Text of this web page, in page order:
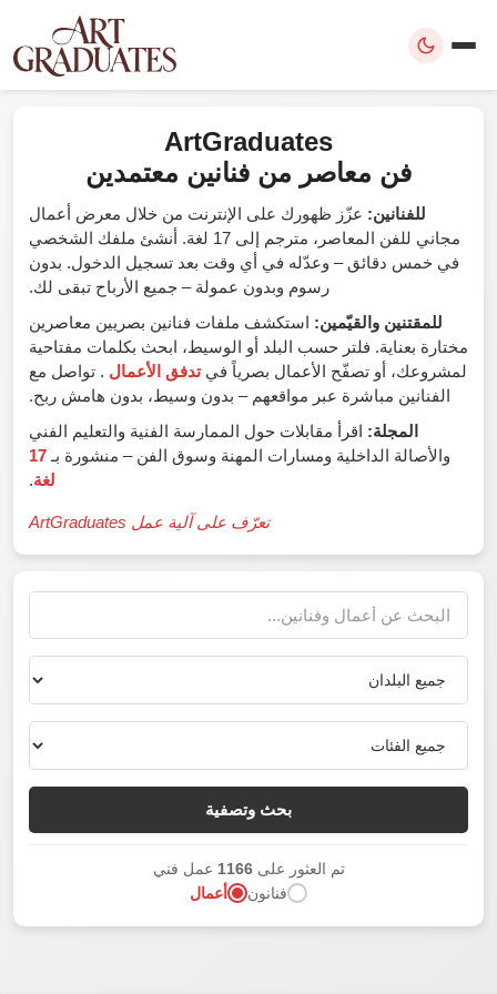
ArtGraduates
فن معاصر من فنانين معتمدين
للفنانين: عزّز ظهورك على الإنترنت من خلال معرض أعمال
مجاني للفن المعاصر، مترجم إلى 17 لغة. أنشئ ملفك الشخصي
في خمس دقائق – وعدّله في أي وقت بعد تسجيل الدخول. بدون
رسوم وبدون عمولة – جميع الأرباح تبقى لك.
للمقتنين والقيّمين: استكشف ملفات فنانين بصريين معاصرين
مختارة بعناية. فلتر حسب البلد أو الوسيط، ابحث بكلمات مفتاحية
لمشروعك، أو تصفّح الأعمال بصرياً فيتدفق الأعمال . تواصل مع
الفنانين مباشرة عبر مواقعهم – بدون وسيط، بدون هامش ربح.
المجلة: اقرأ مقابلات حول الممارسة الفنية والتعليم الفني
والأصالة الداخلية ومسارات المهنة وسوق الفن – منشورة بـ 17
لغة.
تعرّف على آلية عمل ArtGraduates
بحث وتصفية
تم العثور على1166 عمل فني
فنانون
أعمال